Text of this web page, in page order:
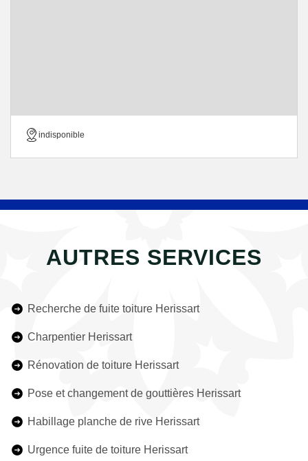
indisponible
AUTRES SERVICES
Recherche de fuite toiture Herissart
Charpentier Herissart
Rénovation de toiture Herissart
Pose et changement de gouttières Herissart
Habillage planche de rive Herissart
Urgence fuite de toiture Herissart